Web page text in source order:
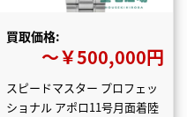
買取価格:
〜￥500,000円
スピードマスター プロフェッ
ショナル アポロ11号月面着陸